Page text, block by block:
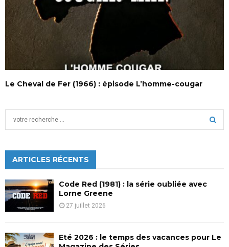
Le Cheval de Fer (1966) : épisode L’homme-cougar
h
f
o
r
:
C
H
ARTICLES RÉCENTS
Code Red (1981) : la série oubliée avec
Lorne Greene
27 juillet 2026
Eté 2026 : le temps des vacances pour Le